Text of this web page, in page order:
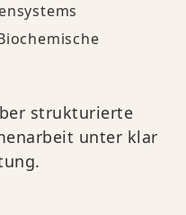
strukturierte
unter klar